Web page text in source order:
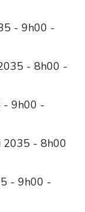
- 9h00 -
- 8h00 -
- 9h00 -
2035 - 8h00
- 9h00 -